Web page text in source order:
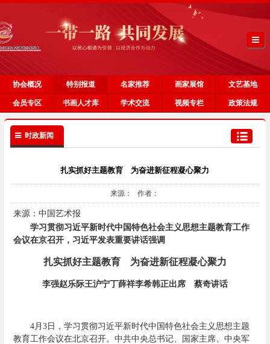
协会概况 特别报道 名家推荐 画家展馆 文艺基地
会员专区 书画人才库 学术交流 视频专栏 政策法规
时政新闻
扎实抓好主题教育 为奋进新征程凝心聚力
来源： 作者：
来源：中国艺术报
学习贯彻习近平新时代中国特色社会主义思想主题教育工作
会议在京召开，习近平发表重要讲话强调
扎实抓好主题教育 为奋进新征程凝心聚力
李强赵乐际王沪宁丁薛祥李希韩正出席 蔡奇讲话
4月3日，学习贯彻习近平新时代中国特色社会主义思想主题
教育工作会议在北京召开。中共中央总书记、国家主席、中央军